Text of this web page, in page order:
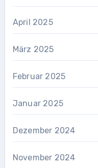
April 2025
März 2025
Februar 2025
Januar 2025
Dezember 2024
November 2024